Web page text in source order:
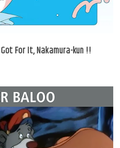
For It, Nakamura-kun !!